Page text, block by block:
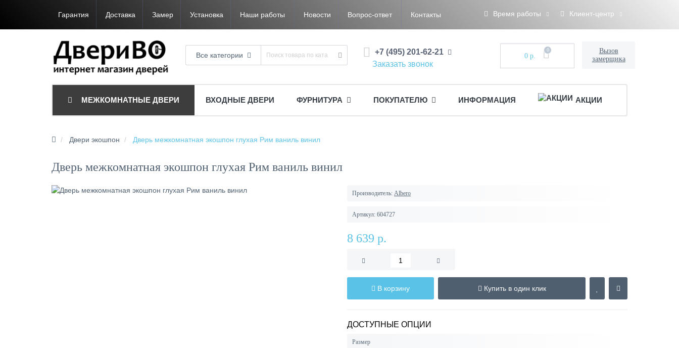
Гарантия Доставка Замер Установка Наши работы Новости Вопрос-ответ Контакты Время работы Клиент-центр
Все категории
+7 (495) 201-62-21
Заказать звонок
0 р.
0
Вызов
замерщика
МЕЖКОМНАТНЫЕ ДВЕРИ ВХОДНЫЕ ДВЕРИ ФУРНИТУРА ПОКУПАТЕЛЮ ИНФОРМАЦИЯ АКЦИИ
Двери экошпон Дверь межкомнатная экошпон глухая Рим ваниль винил
Дверь межкомнатная экошпон глухая Рим ваниль винил
Производитель: Albero
Артикул: 604727
8 639 р.
В корзину Купить в один клик
ДОСТУПНЫЕ ОПЦИИ
Размер